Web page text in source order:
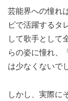
芸能界への憧れ
ビで活躍するタ
して歌手として
らの姿に憧れ、
は少なくないで
しかし、実際に